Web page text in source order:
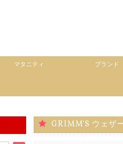
マタニティ ブランド
GRIMM'S ウェザ